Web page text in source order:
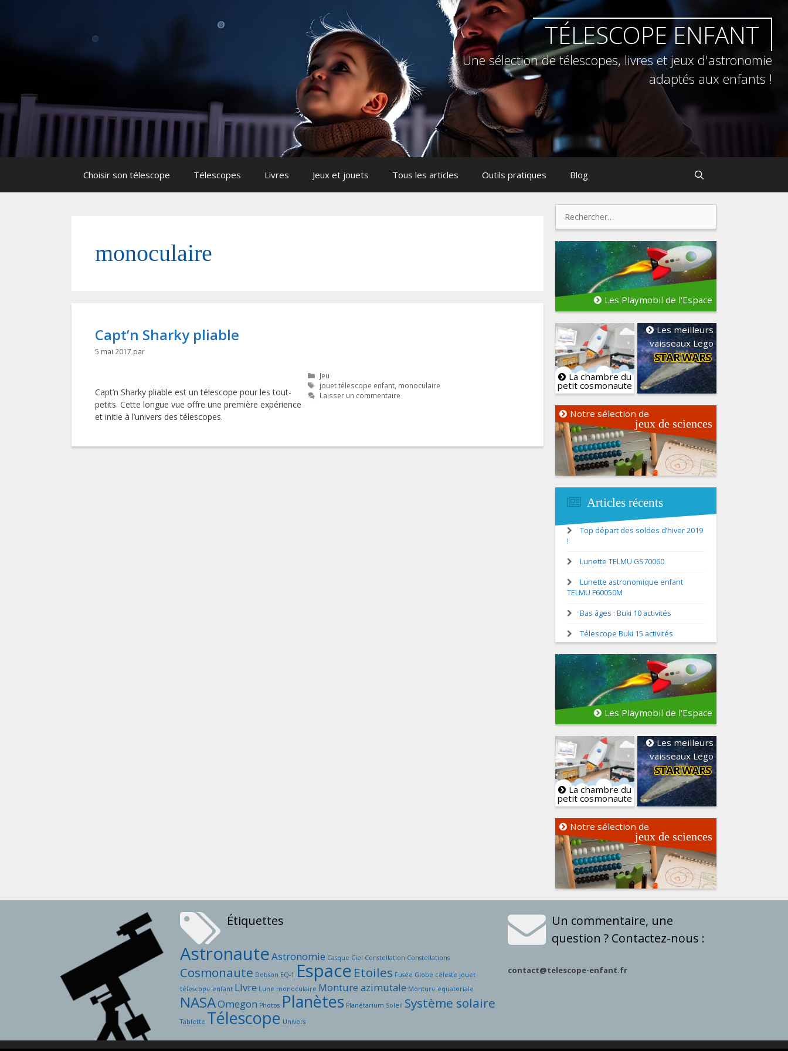
TÉLESCOPE ENFANT
Une sélection de télescopes, livres et jeux d'astronomie
adaptés aux enfants !
Choisir son télescope Télescopes Livres Jeux et jouets Tous les articles Outils pratiques Blog
monoculaire
Capt’n Sharky pliable
5 mai 2017 par
Capt’n Sharky pliable est un télescope pour les tout-
petits. Cette longue vue offre une première expérience
et initie à l’univers des télescopes.
Catégories
Jeu
Étiquettes
jouet télescope enfant, monoculaire
Laisser un commentaire
Les Playmobil de l'Espace
La chambre du
petit cosmonaute
Les meilleurs
vaisseaux Lego
STAR WARS
Notre sélection de
jeux de sciences
Articles récents
Top départ des soldes d’hiver 2019
!
Lunette TELMU GS70060
Lunette astronomique enfant
TELMU F60050M
Bas âges : Buki 10 activités
Télescope Buki 15 activités
Les Playmobil de l'Espace
La chambre du
petit cosmonaute
Les meilleurs
vaisseaux Lego
STAR WARS
Notre sélection de
jeux de sciences
Étiquettes
AstronauteAstronomie Casque Ciel Constellation Constellations
Cosmonaute Dobson EQ-1 Espace Etoiles Fusée Globe céleste jouet
télescope enfant LIvre Lune monoculaire Monture azimutale Monture équatoriale
NASAOmegon Photos Planètes Planétarium Soleil Système solaire
Tablette Télescope Univers
Un commentaire, une
question ? Contactez-nous :
contact@telescope-enfant.fr